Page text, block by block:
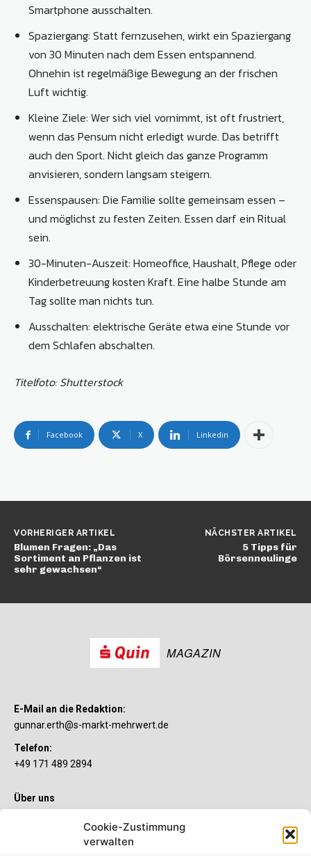
Cookie-Zustimmung
verwalten
Smartphone ausschalten.
Spaziergang: Statt fernzusehen, wirkt ein Spazier­gang
von 30 Minuten nach dem Essen entspannend.
Ohnehin ist regelmäßige Bewegung an der frischen
Luft wichtig.
Kleine Ziele: Wer sich viel vornimmt, ist oft frustriert,
wenn das Pensum nicht erledigt wurde. Das betrifft
auch den Sport. Nicht gleich das ganze Programm
anvisieren, sondern langsam steigern.
Essenspausen: Die Familie sollte gemeinsam essen –
und möglichst zu festen Zeiten. Essen darf ein Ritual
sein.
30-Minuten-Auszeit: Homeoffice, Haushalt, Pflege oder
Kinderbetreuung kosten Kraft. Eine halbe Stunde am
Tag sollte man nichts tun.
Ausschalten: elektrische Geräte etwa eine Stunde vor
dem Schlafen abschalten.
Titelfoto: Shutterstock
Facebook X Linkedin
VORHERIGER ARTIKEL
Blumen Fragen: „Das
Sortiment an Pflanzen ist
sehr gewachsen“
NÄCHSTER ARTIKEL
5 Tipps für
Börsenneulinge
MAGAZIN
E-Mail an die Redaktion:
gunnar.erth@s-markt-mehrwert.de
Telefon:
+49 171 489 2894
Über uns
Sie wollen mehr als ein gewöhnliches Girokonto? Dann ist unser
S-Quin Konto genau das Richtige für Sie. Die beiden